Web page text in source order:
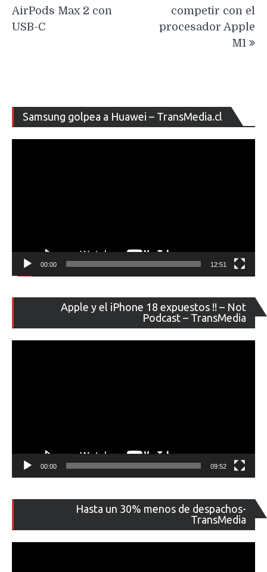
AirPods Max 2 con
USB-C
competir con el
procesador Apple
M1
Samsung golpea a Huawei – TransMedia.cl
de
00:00 12:51
Apple y el iPhone 18 expuestos !! – Not
Podcast – TransMedia
de
00:00 09:52
Hasta un 30% menos de despachos-
TransMedia
de